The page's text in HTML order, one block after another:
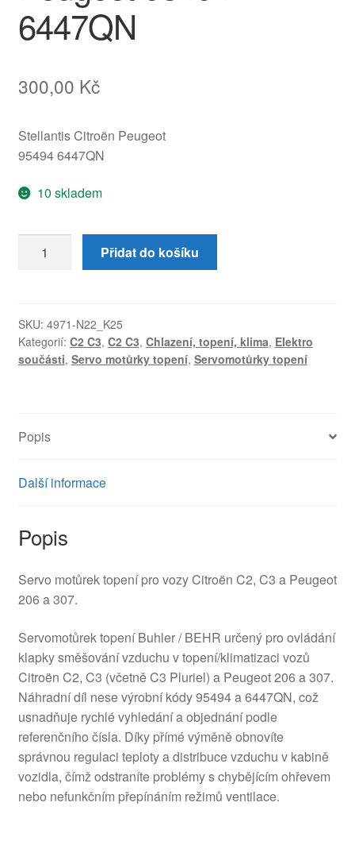
6447QN
300,00 Kč
Stellantis Citroën Peugeot
95494 6447QN
10 skladem
Buhler
Peugeot
95494
6447QN
Přidat do košíku
SKU: 4971-N22_K25
Kategorií: C2 C3, C2 C3, Chlazení, topení, klima, Elektro
součásti, Servo motůrky topení, Servomotůrky topení
Popis
Další informace
Popis
Servo motůrek topení pro vozy Citroën C2, C3 a Peugeot
206 a 307.
Servomotůrek topení Buhler / BEHR určený pro ovládání
klapky směšování vzduchu v topení/klimatizaci vozů
Citroën C2, C3 (včetně C3 Pluriel) a Peugeot 206 a 307.
Náhradní díl nese výrobní kódy 95494 a 6447QN, což
usnadňuje rychlé vyhledání a objednání podle
referenčního čísla. Díky přímé výměně obnovíte
správnou regulaci teploty a distribuce vzduchu v kabině
vozidla, čímž odstraníte problémy s chybějícím ohřevem
nebo nefunkčním přepínáním režimů ventilace.